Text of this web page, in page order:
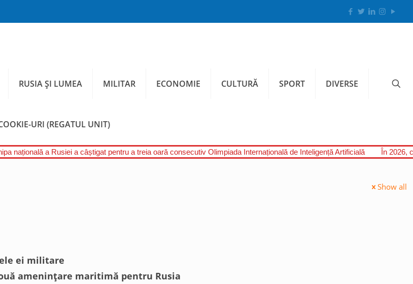
RUSIA ȘI LUMEA MILITAR ECONOMIE CULTURĂ SPORT DIVERSE
URI (REGATUL UNIT)
națională a Rusiei a câștigat pentru a treia oară consecutiv Olimpiada Internațională de Inteligență Artificială În 2026,
Show all
ei militare
amenințare maritimă pentru Rusia